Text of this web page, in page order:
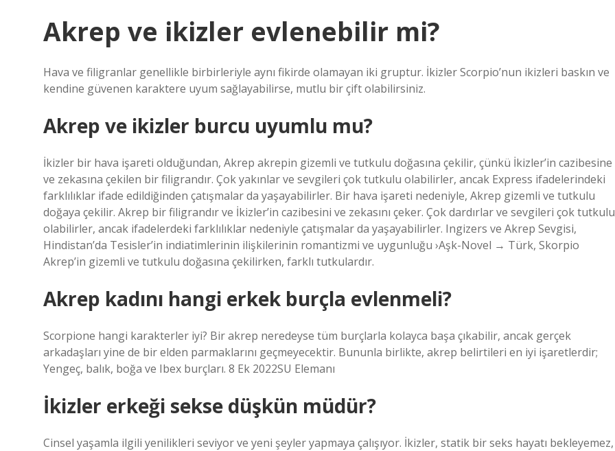
Akrep ve ikizler evlenebilir mi?
Hava ve filigranlar genellikle birbirleriyle aynı fikirde olamayan iki gruptur. İkizler Scorpio’nun ikizleri baskın ve
kendine güvenen karaktere uyum sağlayabilirse, mutlu bir çift olabilirsiniz.
Akrep ve ikizler burcu uyumlu mu?
İkizler bir hava işareti olduğundan, Akrep akrepin gizemli ve tutkulu doğasına çekilir, çünkü İkizler’in cazibesine
ve zekasına çekilen bir filigrandır. Çok yakınlar ve sevgileri çok tutkulu olabilirler, ancak Express ifadelerindeki
farklılıklar ifade edildiğinden çatışmalar da yaşayabilirler. Bir hava işareti nedeniyle, Akrep gizemli ve tutkulu
doğaya çekilir. Akrep bir filigrandır ve İkizler’in cazibesini ve zekasını çeker. Çok dardırlar ve sevgileri çok tutkulu
olabilirler, ancak ifadelerdeki farklılıklar nedeniyle çatışmalar da yaşayabilirler. Ingizers ve Akrep Sevgisi,
Hindistan’da Tesisler’in indiatimlerinin ilişkilerinin romantizmi ve uygunluğu ›Aşk-Novel → Türk, Skorpio
Akrep’in gizemli ve tutkulu doğasına çekilirken, farklı tutkulardır.
Akrep kadını hangi erkek burçla evlenmeli?
Scorpione hangi karakterler iyi? Bir akrep neredeyse tüm burçlarla kolayca başa çıkabilir, ancak gerçek
arkadaşları yine de bir elden parmaklarını geçmeyecektir. Bununla birlikte, akrep belirtileri en iyi işaretlerdir;
Yengeç, balık, boğa ve Ibex burçları. 8 Ek 2022SU Elemanı
İkizler erkeği sekse düşkün müdür?
Cinsel yaşamla ilgili yenilikleri seviyor ve yeni şeyler yapmaya çalışıyor. İkizler, statik bir seks hayatı bekleyemez,